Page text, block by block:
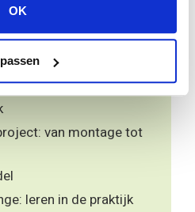
OK
Wedeka Industry:
samen
van montage tot
leren in de praktijk